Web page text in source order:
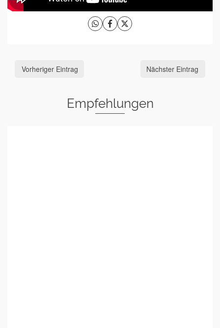
Vorheriger Eintrag Nächster Eintrag
Empfehlungen